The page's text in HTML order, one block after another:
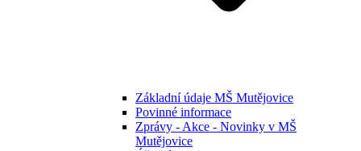
Základní údaje MŠ Mutějovice
Povinné informace
Zprávy - Akce - Novinky v MŠ
Mutějovice